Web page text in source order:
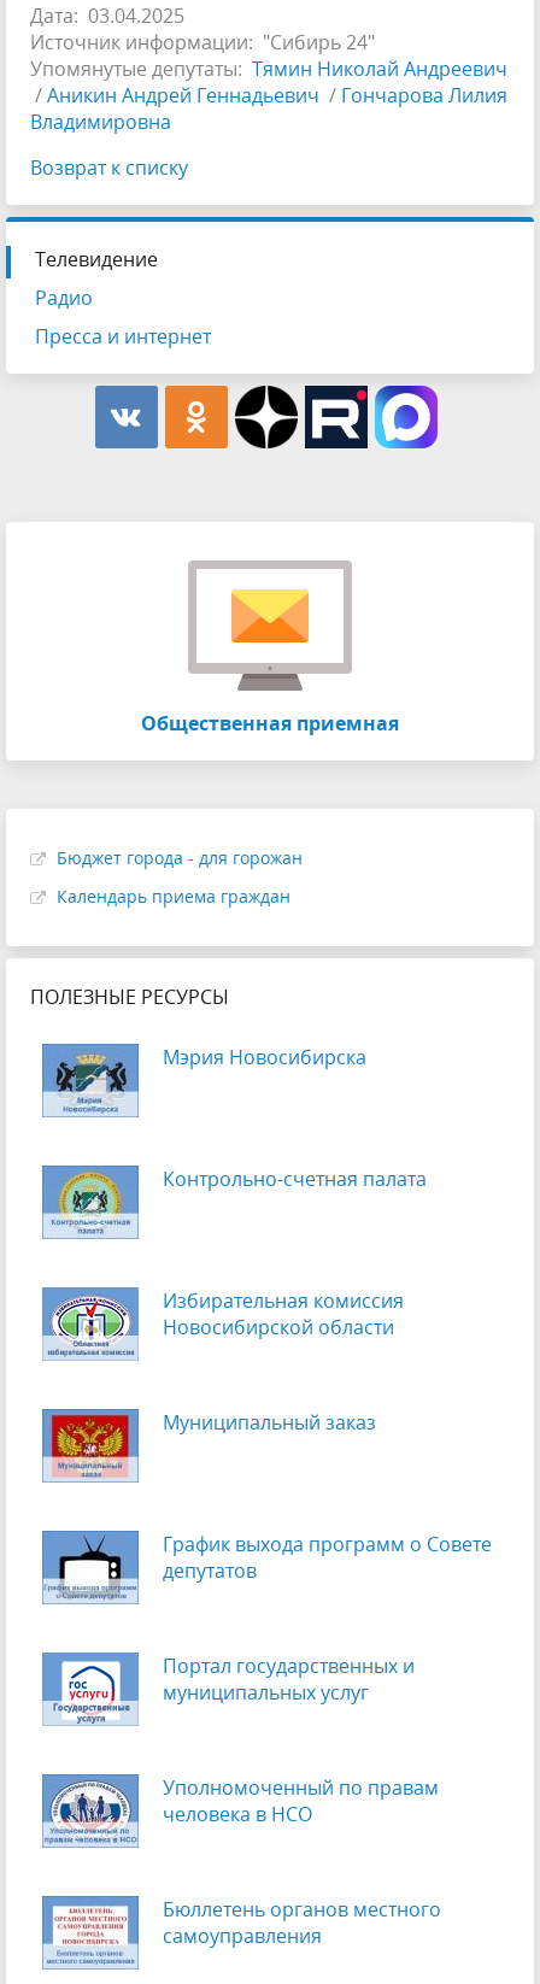
Дата: 03.04.2025
Источник информации: "Сибирь 24"
Упомянутые депутаты: Тямин Николай Андреевич
/Аникин Андрей Геннадьевич / Гончарова Лилия
Владимировна
Возврат к списку
Телевидение
Радио
Пресса и интернет
Общественная приемная
Бюджет города - для горожан
Календарь приема граждан
ПОЛЕЗНЫЕ РЕСУРСЫ
Мэрия Новосибирска
Контрольно-счетная палата
Избирательная комиссия
Новосибирской области
Муниципальный заказ
График выхода программ о Cовете
депутатов
Портал государственных и
муниципальных услуг
Уполномоченный по правам
человека в НСО
Бюллетень органов местного
самоуправления